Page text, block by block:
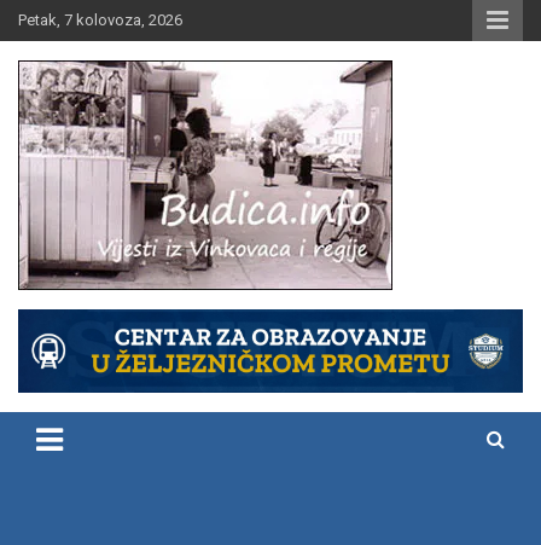
Skip
to
content
Petak, 7 kolovoza, 2026
Budica.info